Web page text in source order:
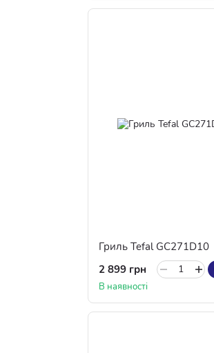
Гриль Tefal GC271D10
2 899 грн
В наявності